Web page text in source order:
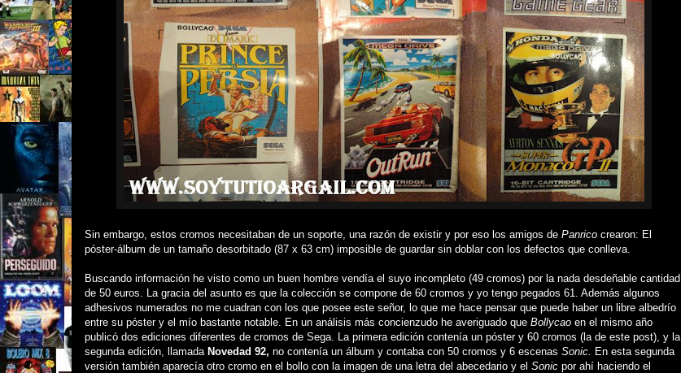
Sin embargo, estos cromos necesitaban de un soporte, una razón de existir y por eso los amigos de Panrico crearon: El
póster-álbum de un tamaño desorbitado (87 x 63 cm) imposible de guardar sin doblar con los defectos que conlleva.
Buscando información he visto como un buen hombre vendía el suyo incompleto (49 cromos) por la nada desdeñable cantidad
de 50 euros. La gracia del asunto es que la colección se compone de 60 cromos y yo tengo pegados 61. Además algunos
adhesivos numerados no me cuadran con los que posee este señor, lo que me hace pensar que puede haber un libre albedrío
entre su póster y el mío bastante notable. En un análisis más concienzudo he averiguado que Bollycao en el mismo año
publicó dos ediciones diferentes de cromos de Sega. La primera edición contenía un póster y 60 cromos (la de este post), y la
segunda edición, llamada Novedad 92, no contenía un álbum y contaba con 50 cromos y 6 escenas Sonic. En esta segunda
versión también aparecía otro cromo en el bollo con la imagen de una letra del abecedario y el Sonic por ahí haciendo el